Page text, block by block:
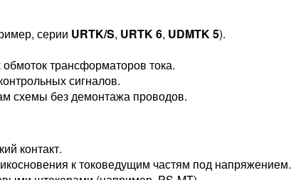
серии URTK/S, URTK 6, UDMTK 5).
трансформаторов тока.
сигналов.
схемы без демонтажа проводов.
контакт.
к токоведущим частям под напряжением.